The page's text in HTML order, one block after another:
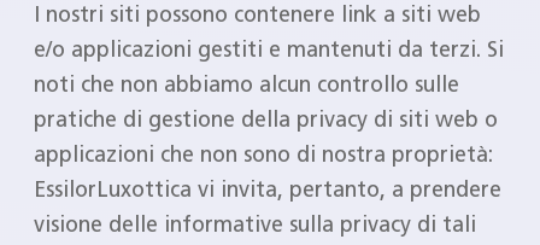
I nostri siti possono contenere link a siti web
e/o applicazioni gestiti e mantenuti da terzi. Si
noti che non abbiamo alcun controllo sulle
pratiche di gestione della privacy di siti web o
applicazioni che non sono di nostra proprietà:
EssilorLuxottica vi invita, pertanto, a prendere
visione delle informative sulla privacy di tali